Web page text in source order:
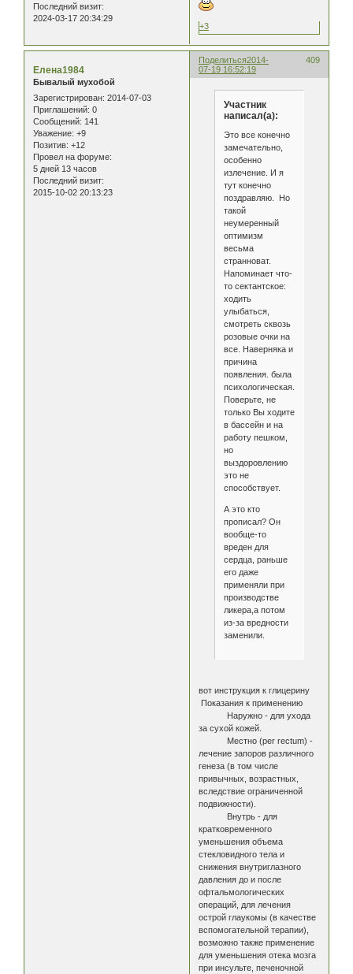
Последний визит:
2024-03-17 20:34:29
+3
Поделиться 409
2014-
07-19 16:52:19
Елена1984
Бывалый мухобой
Зарегистрирован: 2014-07-03
Приглашений: 0
Сообщений: 141
Уважение: +9
Позитив: +12
Провел на форуме:
5 дней 13 часов
Последний визит:
2015-10-02 20:13:23
Участник
написал(а):
Это все конечно
замечательно,
особенно
излечение. И я
тут конечно
поздравляю. Но
такой
неумеренный
оптимизм
весьма
странноват.
Напоминает что-
то сектантское:
ходить
улыбаться,
смотреть сквозь
розовые очки на
все. Наверняка и
причина
появления. была
психологическая.
Поверьте, не
только Вы ходите
в бассейн и на
работу пешком,
но
выздоровлению
это не
способствует.
А это кто
прописал? Он
вообще-то
вреден для
сердца, раньше
его даже
применяли при
производстве
ликера,а потом
из-за вредности
заменили.
вот инструкция к глицерину
Показания к применению
Наружно - для ухода
за сухой кожей.
Местно (per rectum) -
лечение запоров различного
генеза (в том числе
привычных, возрастных,
вследствие ограниченной
подвижности).
Внутрь - для
кратковременного
уменьшения объема
стекловидного тела и
снижения внутриглазного
давления до и после
офтальмологических
операций, для лечения
острой глаукомы (в качестве
вспомогательной терапии),
возможно также применение
для уменьшения отека мозга
при инсульте, печеночной